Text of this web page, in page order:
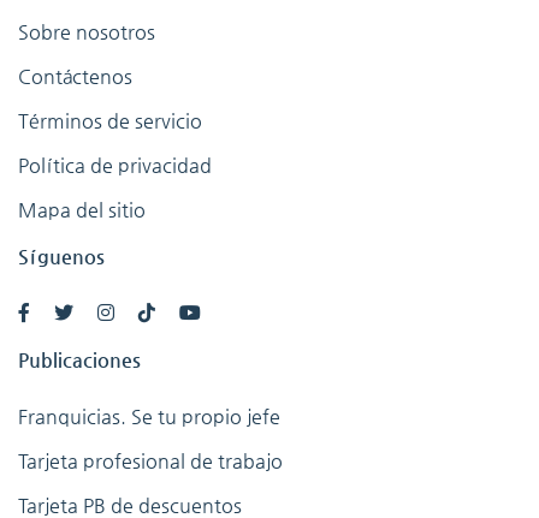
Sobre nosotros
Contáctenos
Términos de servicio
Política de privacidad
Mapa del sitio
Síguenos
Publicaciones
Franquicias. Se tu propio jefe
Tarjeta profesional de trabajo
Tarjeta PB de descuentos